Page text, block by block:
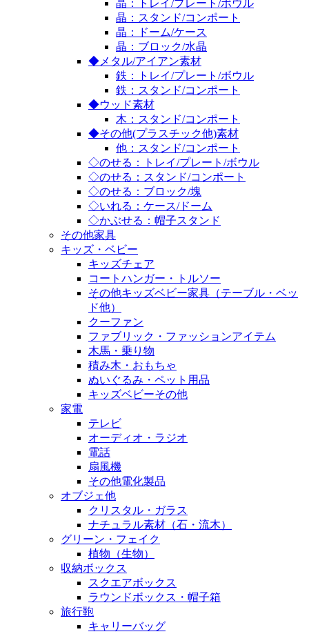
晶：トレイ/プレート/ボウル
晶：スタンド/コンポート
晶：ドーム/ケース
晶：ブロック/水晶
◆メタル/アイアン素材
鉄：トレイ/プレート/ボウル
鉄：スタンド/コンポート
◆ウッド素材
木：スタンド/コンポート
◆その他(プラスチック他)素材
他：スタンド/コンポート
◇のせる：トレイ/プレート/ボウル
◇のせる：スタンド/コンポート
◇のせる：ブロック/塊
◇いれる：ケース/ドーム
◇かぶせる：帽子スタンド
その他家具
キッズ・ベビー
キッズチェア
コートハンガー・トルソー
その他キッズベビー家具（テーブル・ベッ
ド他）
クーファン
ファブリック・ファッションアイテム
木馬・乗り物
積み木・おもちゃ
ぬいぐるみ・ペット用品
キッズベビーその他
家電
テレビ
オーディオ・ラジオ
電話
扇風機
その他電化製品
オブジェ他
クリスタル・ガラス
ナチュラル素材（石・流木）
グリーン・フェイク
植物（生物）
収納ボックス
スクエアボックス
ラウンドボックス・帽子箱
旅行鞄
キャリーバッグ